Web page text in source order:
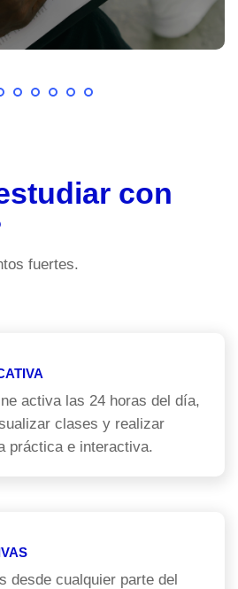
con
fuertes.
activa las 24 horas del día,
clases y realizar
práctica e interactiva.
desde cualquier parte del